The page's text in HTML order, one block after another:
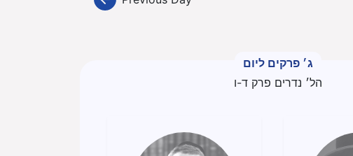
ג׳ פרקים ליום
הל׳ נדרים פרק ד-ו